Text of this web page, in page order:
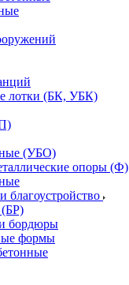
лотки (БК, УБК)
(УБО)
опоры (Ф)
благоустройство
бордюры
формы